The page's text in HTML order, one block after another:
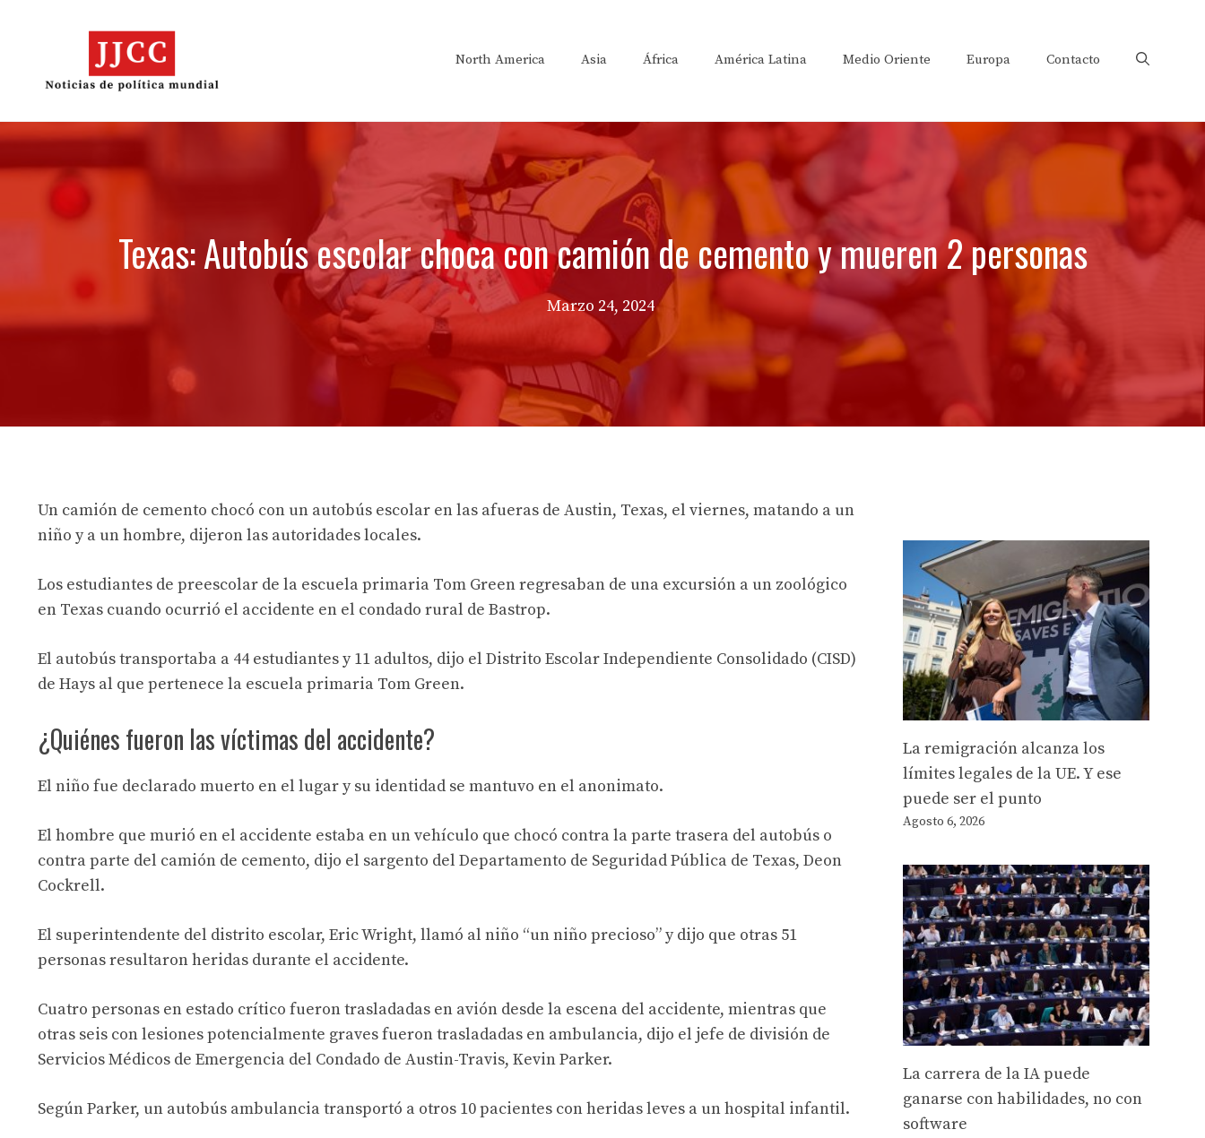
North America Asia África América Latina Medio Oriente Europa Contacto
Texas: Autobús escolar choca con camión de cemento y mueren 2 personas
Marzo 24, 2024
Un camión de cemento chocó con un autobús escolar en las afueras de Austin, Texas, el viernes, matando a un
niño y a un hombre, dijeron las autoridades locales.
Los estudiantes de preescolar de la escuela primaria Tom Green regresaban de una excursión a un zoológico
en Texas cuando ocurrió el accidente en el condado rural de Bastrop.
El autobús transportaba a 44 estudiantes y 11 adultos, dijo el Distrito Escolar Independiente Consolidado (CISD)
de Hays al que pertenece la escuela primaria Tom Green.
¿Quiénes fueron las víctimas del accidente?
El niño fue declarado muerto en el lugar y su identidad se mantuvo en el anonimato.
El hombre que murió en el accidente estaba en un vehículo que chocó contra la parte trasera del autobús o
contra parte del camión de cemento, dijo el sargento del Departamento de Seguridad Pública de Texas, Deon
Cockrell.
El superintendente del distrito escolar, Eric Wright, llamó al niño “un niño precioso” y dijo que otras 51
personas resultaron heridas durante el accidente.
Cuatro personas en estado crítico fueron trasladadas en avión desde la escena del accidente, mientras que
otras seis con lesiones potencialmente graves fueron trasladadas en ambulancia, dijo el jefe de división de
Servicios Médicos de Emergencia del Condado de Austin-Travis, Kevin Parker.
Según Parker, un autobús ambulancia transportó a otros 10 pacientes con heridas leves a un hospital infantil.
La remigración alcanza los
límites legales de la UE. Y ese
puede ser el punto
Agosto 6, 2026
La carrera de la IA puede
ganarse con habilidades, no con
software